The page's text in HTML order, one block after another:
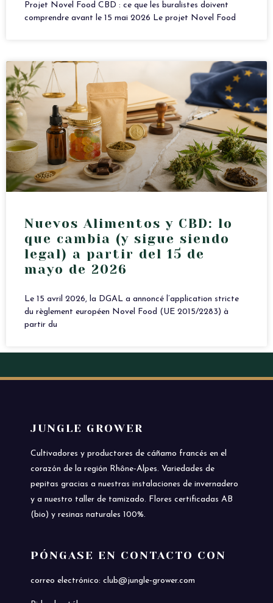
Projet Novel Food CBD : ce que les buralistes doivent
comprendre avant le 15 mai 2026 Le projet Novel Food
Nuevos Alimentos y CBD: lo
que cambia (y sigue siendo
legal) a partir del 15 de
mayo de 2026
Le 15 avril 2026, la DGAL a annoncé l’application stricte
du règlement européen Novel Food (UE 2015/2283) à
partir du
JUNGLE GROWER
Cultivadores y productores de cáñamo francés en el
corazón de la región Rhône-Alpes. Variedades de
pepitas gracias a nuestras instalaciones de invernadero
y a nuestro taller de tamizado. Flores certificadas AB
(bio) y resinas naturales 100%.
PÓNGASE EN CONTACTO CON
correo electrónico: club@jungle-grower.com